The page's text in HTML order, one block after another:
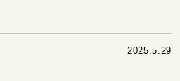
2025.5.29